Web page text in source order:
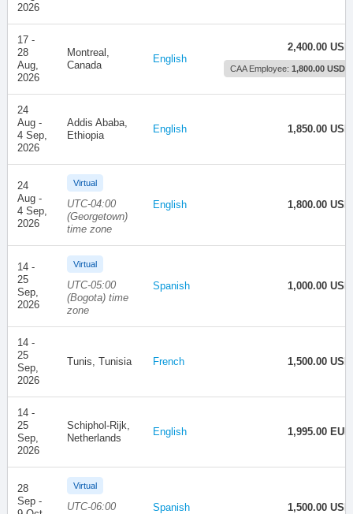
2026
17 -
28
Aug,
2026
Montreal,
Canada
English
2,400.00 USD
CAA Employee: 1,800.00 USD
24
Aug -
4 Sep,
2026
Addis Ababa,
Ethiopia
English 1,850.00 USD
24
Aug -
4 Sep,
2026
Virtual
UTC-04:00
(Georgetown)
time zone
English 1,800.00 USD
14 -
25
Sep,
2026
Virtual
UTC-05:00
(Bogota) time
zone
Spanish 1,000.00 USD
14 -
25
Sep,
2026
Tunis, Tunisia French 1,500.00 USD
14 -
25
Sep,
2026
Schiphol-Rijk,
Netherlands
English 1,995.00 EUR
28
Sep -
Virtual
UTC-06:00
Spanish 1,500.00 USD